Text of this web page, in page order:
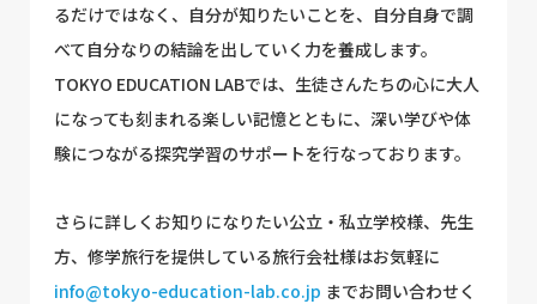
るだけではなく、自分が知りたいことを、自分自身で調
べて自分なりの結論を出していく力を養成します。
TOKYO EDUCATION LABでは、生徒さんたちの心に大人
になっても刻まれる楽しい記憶とともに、深い学びや体
験につながる探究学習のサポートを行なっております。
さらに詳しくお知りになりたい公立・私立学校様、先生
方、修学旅行を提供している旅行会社様はお気軽に
info@tokyo-education-lab.co.jp までお問い合わせく